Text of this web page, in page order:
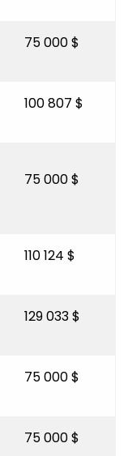
75 000 $
100 807 $
75 000 $
110 124 $
129 033 $
75 000 $
75 000 $